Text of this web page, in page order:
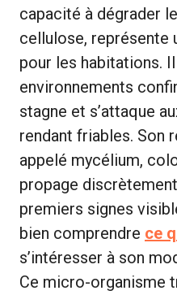
capacité à dégrader
cellulose, représente
pour les habitations.
environnements
stagne et s’attaque
rendant friables. Son
appelé mycélium,
propage
premiers signes
bien comprendre ce
s’intéresser à son
Ce micro-organisme